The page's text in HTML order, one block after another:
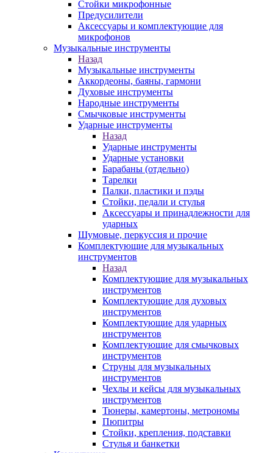
Стойки микрофонные
Предусилители
Аксессуары и комплектующие для
микрофонов
Музыкальные инструменты
Назад
Музыкальные инструменты
Аккордеоны, баяны, гармони
Духовые инструменты
Народные инструменты
Смычковые инструменты
Ударные инструменты
Назад
Ударные инструменты
Ударные установки
Барабаны (отдельно)
Тарелки
Палки, пластики и пэды
Стойки, педали и стулья
Аксессуары и принадлежности для
ударных
Шумовые, перкуссия и прочие
Комплектующие для музыкальных
инструментов
Назад
Комплектующие для музыкальных
инструментов
Комплектующие для духовых
инструментов
Комплектующие для ударных
инструментов
Комплектующие для смычковых
инструментов
Струны для музыкальных
инструментов
Чехлы и кейсы для музыкальных
инструментов
Тюнеры, камертоны, метрономы
Пюпитры
Стойки, крепления, подставки
Стулья и банкетки